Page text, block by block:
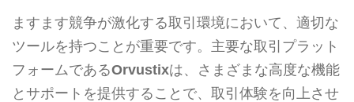
ますます競争が激化する取引環境において、適切な
ツールを持つことが重要です。主要な取引プラット
フォームであるOrvustixは、さまざまな高度な機能
とサポートを提供することで、取引体験を向上させ